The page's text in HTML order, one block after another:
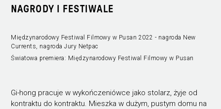
NAGRODY I FESTIWALE
Międzynarodowy Festiwal Filmowy w Pusan 2022 - nagroda New
Currents, nagroda Jury Netpac
Światowa premiera: Międzynarodowy Festiwal Filmowy w Pusan
Gi-hong pracuje w wykończeniówce jako stolarz, żyje od
kontraktu do kontraktu. Mieszka w dużym, pustym domu na